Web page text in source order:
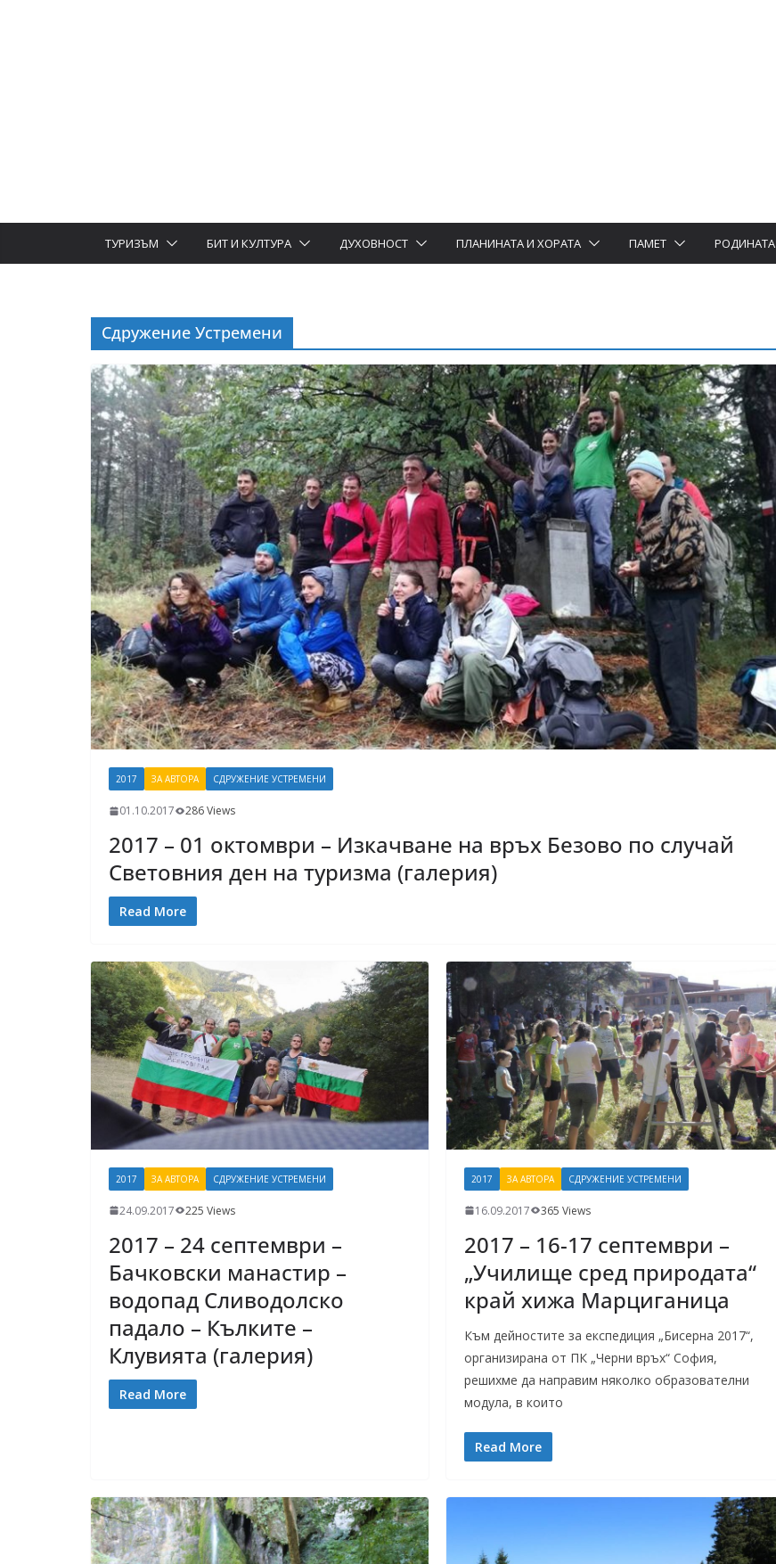
ТУРИЗЪМ БИТ И КУЛТУРА ДУХОВНОСТ ПЛАНИНАТА И ХОРАТА ПАМЕТ РОДИНАТА
Сдружение Устремени
2017 ЗА АВТОРА СДРУЖЕНИЕ УСТРЕМЕНИ
01.10.2017 286 Views
2017 – 01 октомври – Изкачване на връх Безово по случай
Световния ден на туризма (галерия)
Read More
2017 ЗА АВТОРА СДРУЖЕНИЕ УСТРЕМЕНИ
24.09.2017 225 Views
2017 – 24 септември –
Бачковски манастир –
водопад Сливодолско
падало – Кълките –
Клувията (галерия)
Read More
2017 ЗА АВТОРА СДРУЖЕНИЕ УСТРЕМЕНИ
16.09.2017 365 Views
2017 – 16-17 септември –
„Училище сред природата“
край хижа Марциганица
Към дейностите за експедиция „Бисерна 2017“,
организирана от ПК „Черни връх“ София,
решихме да направим няколко образователни
модула, в които
Read More